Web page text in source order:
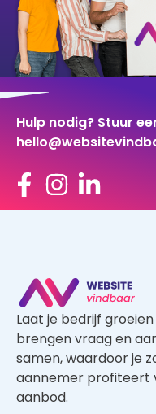
Hulp nodig? Stuur
Laat je bedrijf
brengen vraag en
samen, waardoor je
aannemer profiteert
aanbod.
SEO